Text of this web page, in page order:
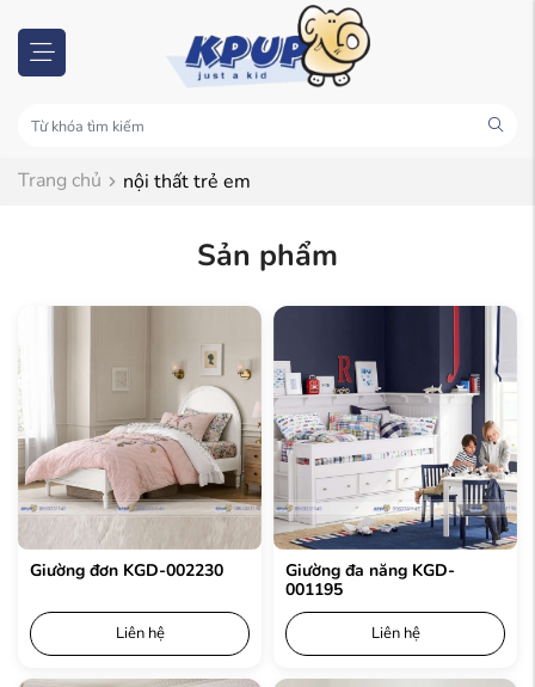
Trang chủ nội thất trẻ em
Sản phẩm
Giường đơn KGD-002230
Liên hệ
Giường đa năng KGD-
001195
Liên hệ